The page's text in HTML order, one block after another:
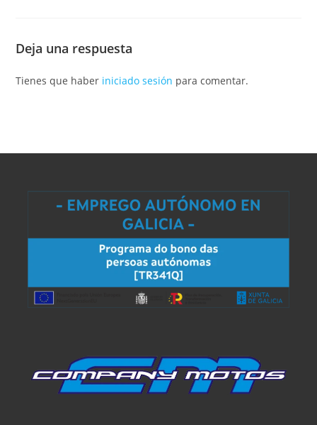
Deja una respuesta
Tienes que haber iniciado sesión para comentar.